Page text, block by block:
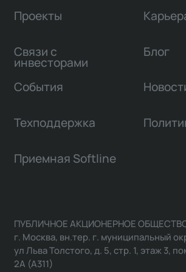
Проекты
Связи с
инвесторами
Блог
События
Техподдержка
Приемная Softline
ПУБЛИЧНОЕ АКЦИОНЕРНОЕ
г. Москва, вн.тер. г. муниципальный
ул Льва Толстого, д. 5, стр. 1, этаж 3,
2А (А311)